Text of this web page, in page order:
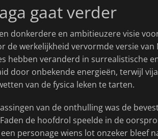
gaat verder
donkerdere en ambitieuzere visie
de werkelijkheid vervormde versie
hebben veranderd in surrealistische
door onbekende energieën, terwijl
van de fysica leken te tarten.
van de onthulling was de
Faden de hoofdrol speelde in de
personage wiens lot onzeker bleef